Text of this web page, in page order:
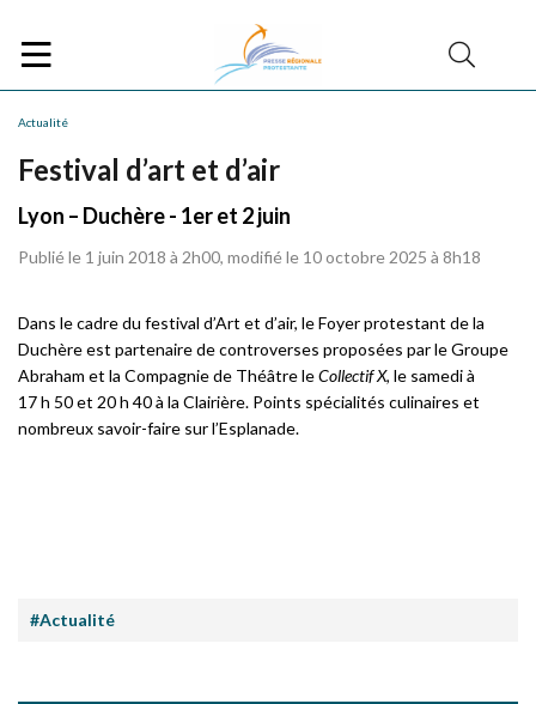
Actualité
Festival d’art et d’air
Lyon – Duchère - 1er et 2 juin
Publié le 1 juin 2018 à 2h00, modifié le 10 octobre 2025 à 8h18
Dans le cadre du festival d’Art et d’air, le Foyer protestant de la
Duchère est partenaire de controverses proposées par le Groupe
Abraham et la Compagnie de Théâtre leCollectif X, le samedi à
17 h 50 et 20 h 40 à la Clairière. Points spécialités culinaires et
nombreux savoir-faire sur l’Esplanade.
#Actualité